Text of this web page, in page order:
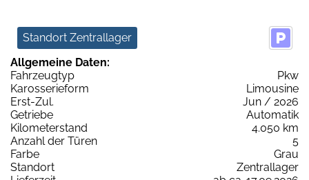
Standort Zentrallager
Allgemeine Daten:
Fahrzeugtyp
Pkw
Karosserieform
Limousine
Erst-Zul.
Jun / 2026
Getriebe
Automatik
Kilometerstand
4.050 km
Anzahl der Türen
5
Farbe
Grau
Standort
Zentrallager